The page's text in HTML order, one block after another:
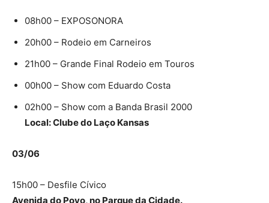
08h00 – EXPOSONORA
20h00 – Rodeio em Carneiros
21h00 – Grande Final Rodeio em Touros
00h00 – Show com Eduardo Costa
02h00 – Show com a Banda Brasil 2000
Local: Clube do Laço Kansas
03/06
15h00 – Desfile Cívico
Avenida do Povo, no Parque da Cidade.